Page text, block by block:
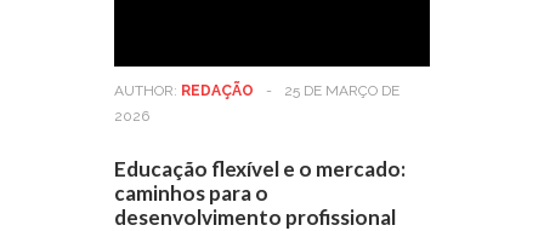
AUTHOR: REDAÇÃO -
25 DE MARÇO DE
2026
Educação flexível e o mercado:
caminhos para o
desenvolvimento profissional